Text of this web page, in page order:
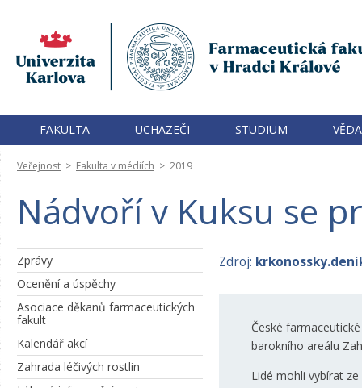
FAKULTA UCHAZEČI STUDIUM
Veřejnost > Fakulta v médiích > 2019
Nádvoří v Kuksu se
Zprávy
Ocenění a úspěchy
Asociace děkanů farmaceutických
fakult
Kalendář akcí
Zahrada léčivých rostlin
Zdroj:
České
barokního areálu
Lidé mohli vybírat